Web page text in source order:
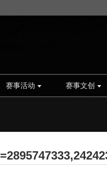
赛事活动 赛事文创